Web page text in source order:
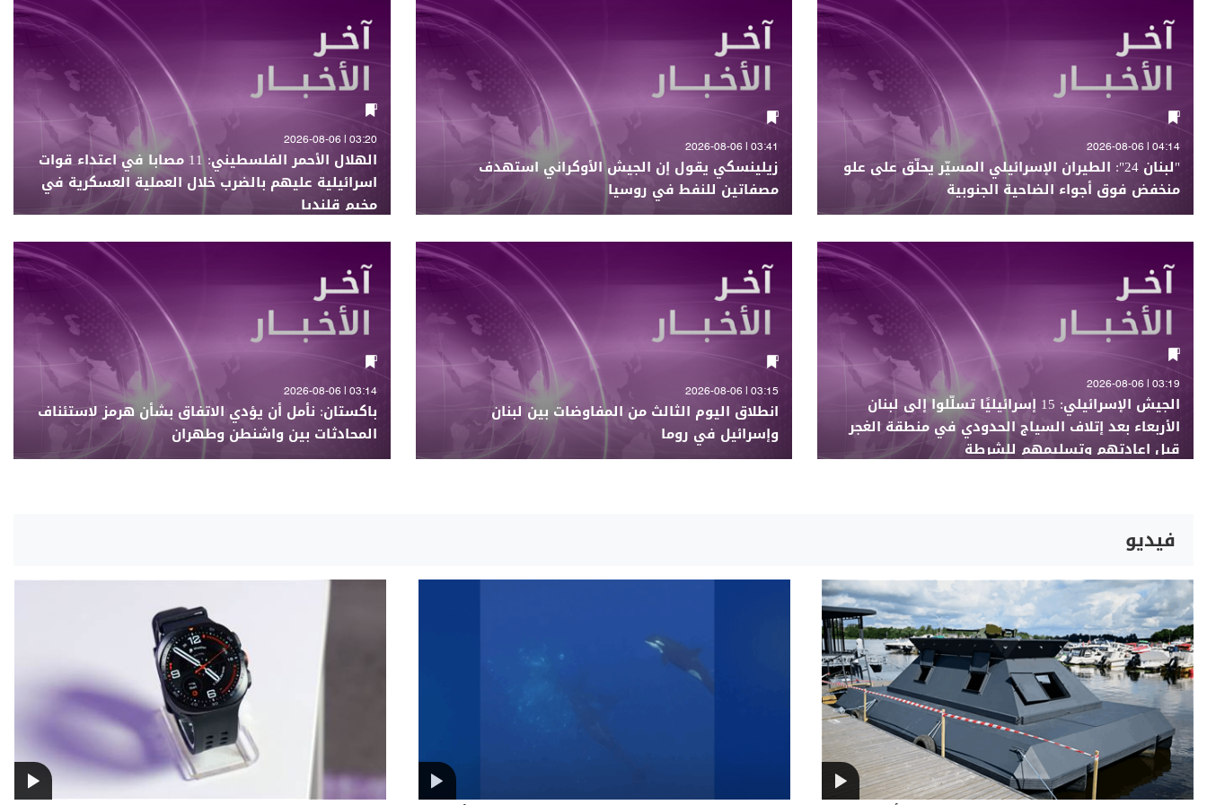
04:14 | 2026-08-06
"لبنان 24": الطيران الإسرائيلي المسيّر يحلّق على علو
منخفض فوق أجواء الضاحية الجنوبية
03:41 | 2026-08-06
زيلينسكي يقول إن الجيش الأوكراني استهدف
مصفاتين للنفط في روسيا
03:20 | 2026-08-06
الهلال الأحمر الفلسطيني: 11 مصابا في اعتداء قوات
اسرائيلية عليهم بالضرب خلال العملية العسكرية في
مخيم قلنديا
03:19 | 2026-08-06
الجيش الإسرائيلي: 15 إسرائيليًا تسلّلوا إلى لبنان
الأربعاء بعد إتلاف السياج الحدودي في منطقة الغجر
قبل إعادتهم وتسليمهم للشرطة
03:15 | 2026-08-06
انطلاق اليوم الثالث من المفاوضات بين لبنان
وإسرائيل في روما
03:14 | 2026-08-06
باكستان: نأمل أن يؤدي الاتفاق بشأن هرمز لاستئناف
المحادثات بين واشنطن وطهران
فيديو